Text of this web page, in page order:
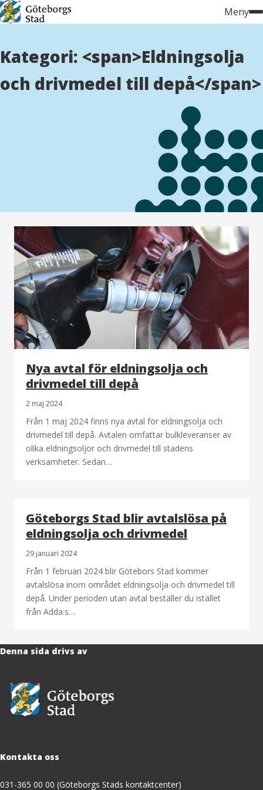
Hoppa
till
Meny
Kategori: <span>Eldningsolja
och drivmedel till depå</span>
Nya avtal för eldningsolja och
drivmedel till depå
2 maj 2024
Från 1 maj 2024 finns nya avtal för eldningsolja och
drivmedel till depå. Avtalen omfattar bulkleveranser av
olika eldningsoljor och drivmedel till stadens
verksamheter. Sedan…
Göteborgs Stad blir avtalslösa på
eldningsolja och drivmedel
29 januari 2024
Från 1 februari 2024 blir Götebors Stad kommer
avtalslösa inom området eldningsolja och drivmedel till
depå. Under perioden utan avtal beställer du istället
från Adda:s…
Denna sida drivs av
Kontakta oss
031-365 00 00 (Göteborgs Stads kontaktcenter)